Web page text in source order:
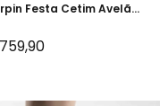
Festa Cetim Avelã